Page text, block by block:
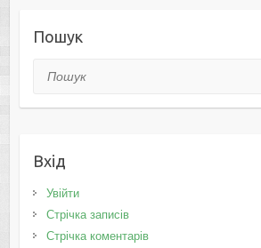
Пошук
Пошук
Вхід
Увійти
Стрічка записів
Стрічка коментарів